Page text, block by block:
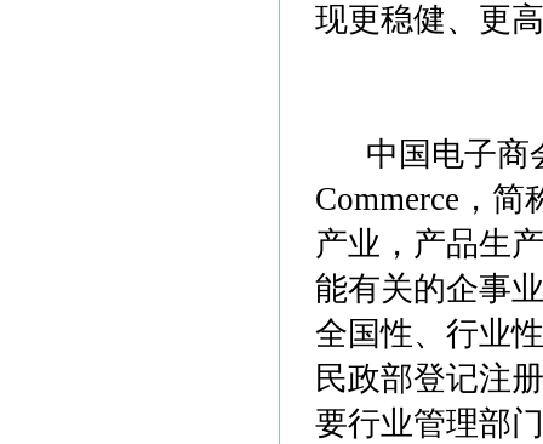
现更稳健、更
中国电子商会
Commerce，
产业，产品生
能有关的企事
全国性、行业
民政部登记注
要行业管理部